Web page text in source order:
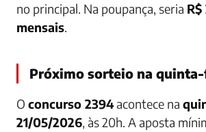
no principal. Na poupança, seria
mensais.
Próximo sorteio na
O concurso 2394acontece na
21/05/2026, às 20h. A aposta